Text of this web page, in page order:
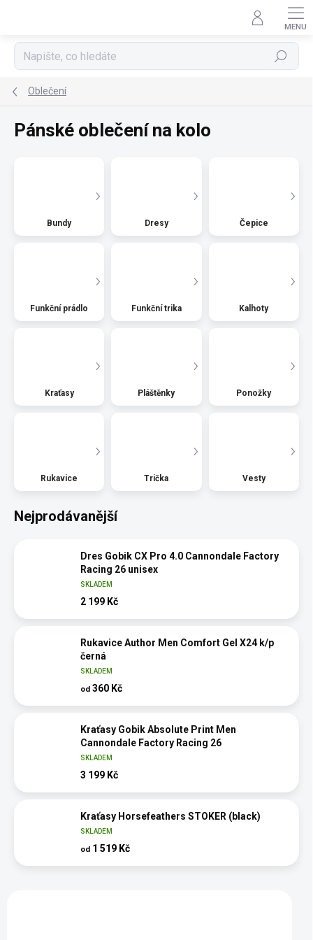
Hledat
Oblečení
Pánské oblečení na kolo
Bundy Dresy Čepice
Funkční prádlo Funkční trika Kalhoty
Kraťasy Pláštěnky Ponožky
Rukavice Trička Vesty
Nejprodávanější
Dres Gobik CX Pro 4.0 Cannondale Factory
Racing 26 unisex
SKLADEM
2 199 Kč
Rukavice Author Men Comfort Gel X24 k/p
černá
SKLADEM
od 360 Kč
Kraťasy Gobik Absolute Print Men
Cannondale Factory Racing 26
SKLADEM
3 199 Kč
Kraťasy Horsefeathers STOKER (black)
SKLADEM
od 1 519 Kč